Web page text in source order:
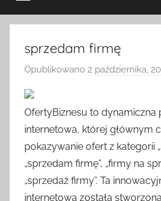
sprzedam firmę
Opublikowano 2 października,
OfertyBiznesu to dynamiczna
internetowa, której głównym
pokazywanie ofert z kategorii
„sprzedam firmę”, „firmy na
„sprzedaż firmy”. Ta
internetowa została